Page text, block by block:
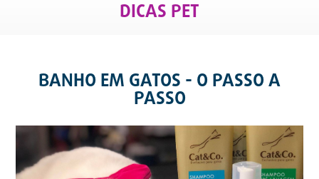
DICAS PET
BANHO EM GATOS - O PASSO A
PASSO